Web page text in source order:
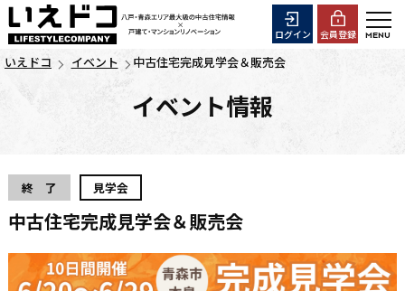
ログイン 会員登録
いえドコ イベント 中古住宅完成見学会＆販売会
イベント情報
終 了 見学会
中古住宅完成見学会＆販売会